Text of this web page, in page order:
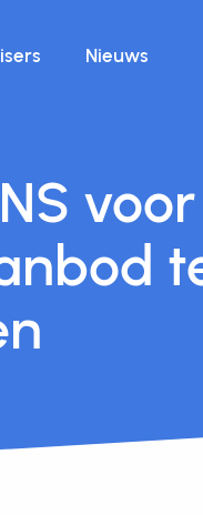
Nieuws
voor